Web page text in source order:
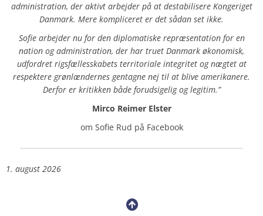
administration, der aktivt arbejder på at destabilisere Kongeriget
Danmark. Mere kompliceret er det sådan set ikke.
Sofie arbejder nu for den diplomatiske repræsentation for en
nation og administration, der har truet Danmark økonomisk,
udfordret rigsfællesskabets territoriale integritet og nægtet at
respektere grønlændernes gentagne nej til at blive amerikanere.
Derfor er kritikken både forudsigelig og legitim.”
Mirco Reimer Elster
om Sofie Rud på Facebook
1. august 2026